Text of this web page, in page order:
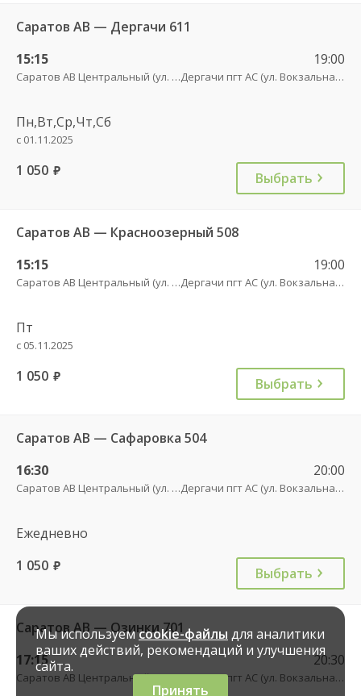
Саратов АВ — Дергачи 611
15:15
Саратов АВ Центральный (ул. им. Пугачева, 179 А)
19:00
Дергачи пгт АС (ул. Вокзальная, 5А)
Пн,Вт,Ср,Чт,Сб
с 01.11.2025
1 050 руб. Выбрать
Саратов АВ — Красноозерный 508
15:15
Саратов АВ Центральный (ул. им. Пугачева, 179 А)
19:00
Дергачи пгт АС (ул. Вокзальная, 5А)
Пт
с 05.11.2025
1 050 руб. Выбрать
Саратов АВ — Сафаровка 504
16:30
Саратов АВ Центральный (ул. им. Пугачева, 179 А)
20:00
Дергачи пгт АС (ул. Вокзальная, 5А)
Ежедневно
1 050 руб. Выбрать
Саратов АВ — Озинки 701
17:15
Саратов АВ Центральный (ул. им. Пугачева, 179 А)
20:30
Дергачи пгт АС (ул. Вокзальная, 5А)
Мы используемcookie-файлы для аналитики
ваших действий, рекомендаций и улучшения
сайта.
Принять